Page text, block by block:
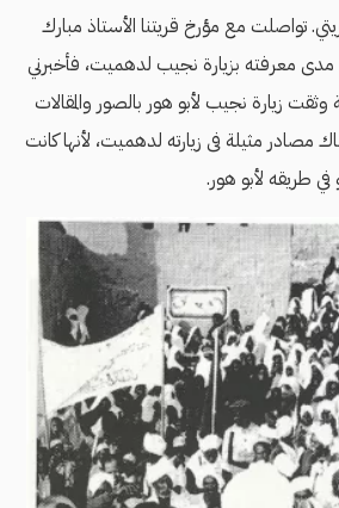
تواصلت مع مؤرخ قريتنا الأستاذ مبارك
معرفته بزيارة نجيب لدهميت، فأخبرني
وثقت زيارة نجيب لأبو هور بالصور والمقالات
مثيلة فى زيارته لدهميت، لأنها كانت
طريقه لأبو هور.